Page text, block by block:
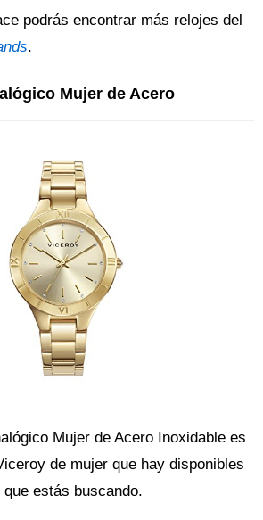
podrás encontrar más relojes del
.
Mujer de Acero
Mujer de Acero Inoxidable es
de mujer que hay disponibles
estás buscando.